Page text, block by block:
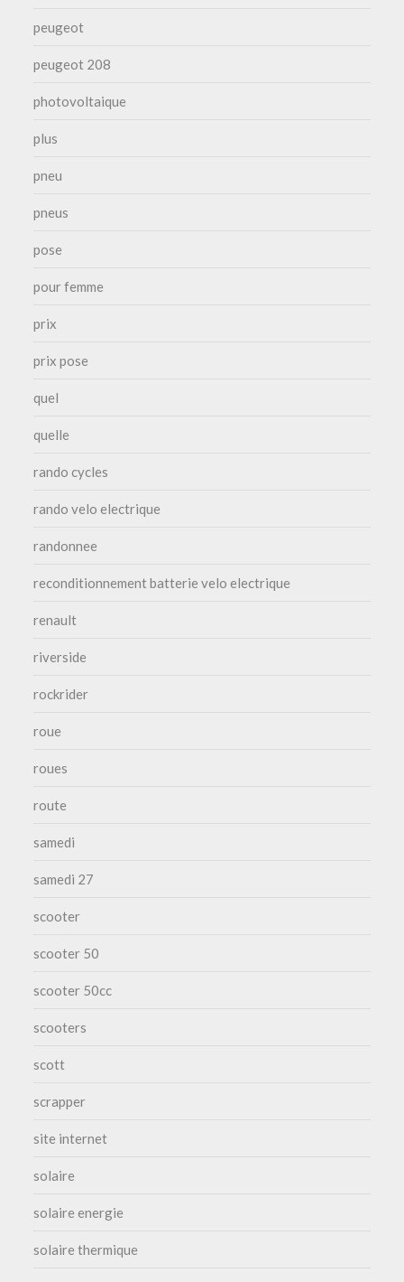
peugeot
peugeot 208
photovoltaique
plus
pneu
pneus
pose
pour femme
prix
prix pose
quel
quelle
rando cycles
rando velo electrique
randonnee
reconditionnement batterie velo electrique
renault
riverside
rockrider
roue
roues
route
samedi
samedi 27
scooter
scooter 50
scooter 50cc
scooters
scott
scrapper
site internet
solaire
solaire energie
solaire thermique